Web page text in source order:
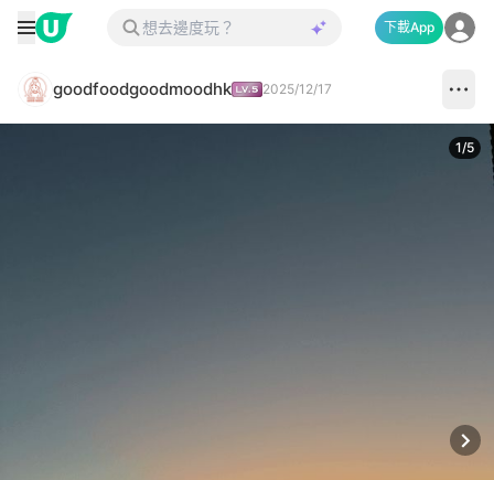
下載App
goodfoodgoodmoodhk 2025/12/17
1/5